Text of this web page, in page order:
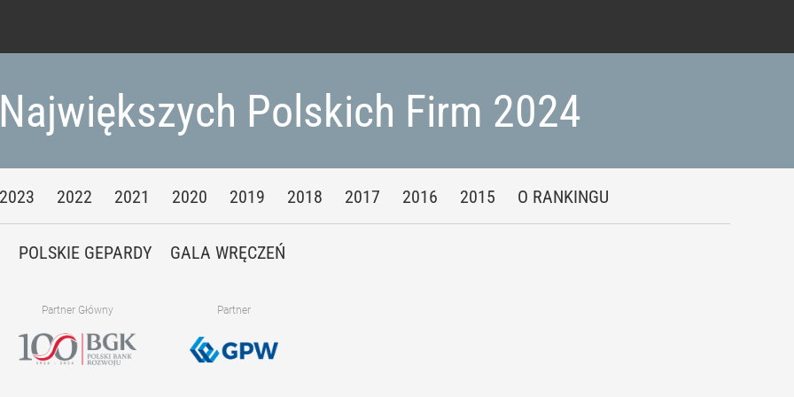
Polskich Firm 2024
2023 2022 2021 2020 2019 2018 2017 2016 2015 O RANKINGU
POLSKIE GEPARDY GALA WRĘCZEŃ
Partner Główny Partner
za Polskę